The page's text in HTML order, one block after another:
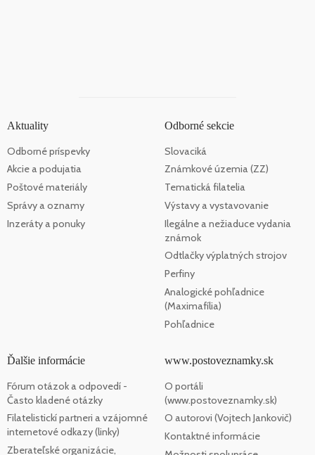
Aktuality
Odborné príspevky
Akcie a podujatia
Poštové materiály
Správy a oznamy
Inzeráty a ponuky
Odborné sekcie
Slovaciká
Známkové územia (ZZ)
Tematická filatelia
Výstavy a vystavovanie
Ilegálne a nežiaduce vydania
známok
Odtlačky výplatných strojov
Perfiny
Analogické pohľadnice
(Maximafília)
Pohľadnice
Ďalšie informácie
Fórum otázok a odpovedí -
Často kladené otázky
Filatelistickí partneri a vzájomné
internetové odkazy (linky)
Zberateľské organizácie,
www.postoveznamky.sk
O portáli
(www.postoveznamky.sk)
O autorovi (Vojtech Jankovič)
Kontaktné informácie